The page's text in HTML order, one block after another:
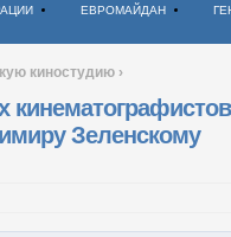
ЕВРОМАЙДАН
киностудию ›
кинематографистов
Зеленскому